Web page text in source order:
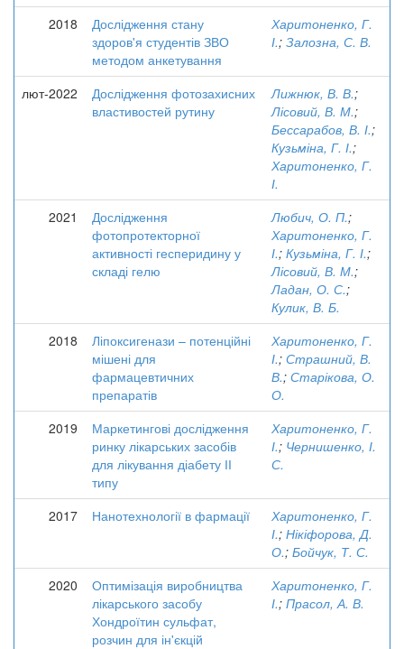
2018
Дослідження стану
здоров'я студентів ЗВО
методом анкетування
Харитоненко, Г.
І.; Залозна, С. В.
лют-2022
Дослідження фотозахисних
властивостей рутину
Лижнюк, В. В.;
Лісовий, В. М.;
Бессарабов, В. І.;
Кузьміна, Г. І.;
Харитоненко, Г.
І.
2021
Дослідження
фотопротекторної
активності гесперидину у
складі гелю
Любич, О. П.;
Харитоненко, Г.
І.; Кузьміна, Г. І.;
Лісовий, В. М.;
Ладан, О. С.;
Кулик, В. Б.
2018
Ліпоксигенази – потенційні
мішені для
фармацевтичних
препаратів
Харитоненко, Г.
І.; Страшний, В.
В.; Старікова, О.
О.
2019
Маркетингові дослідження
ринку лікарських засобів
для лікування діабету ІІ
типу
Харитоненко, Г.
І.; Чернишенко, І.
С.
2017 Нанотехнології в фармації
Харитоненко, Г.
І.; Нікіфорова, Д.
О.; Бойчук, Т. С.
2020
Оптимізація виробництва
лікарського засобу
Хондроїтин сульфат,
розчин для ін'єкцій
Харитоненко, Г.
І.; Прасол, А. В.